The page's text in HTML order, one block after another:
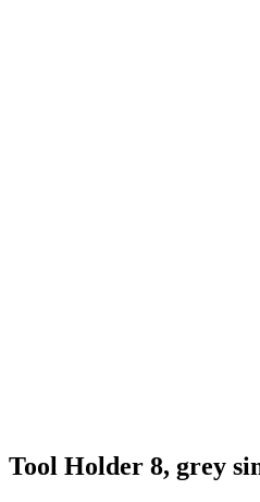
Tool Holder 8, grey